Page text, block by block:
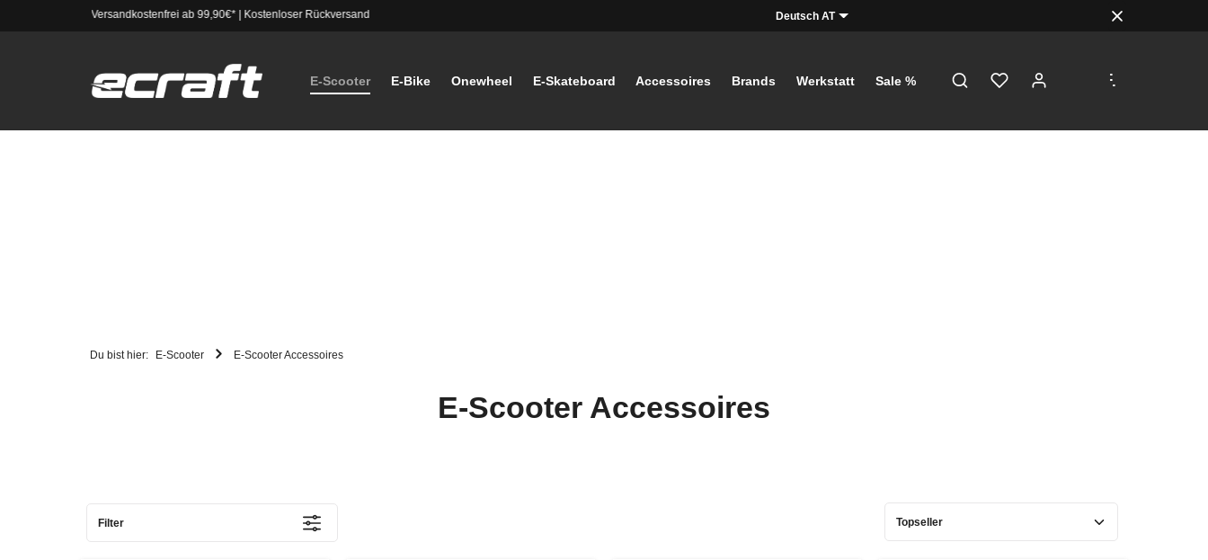
Versandkostenfrei ab 99,90€*| Kostenloser Rückversand Deutsch AT
E-Scooter E-Bike Onewheel E-Skateboard Accessoires Brands Werkstatt Sale %
...
Du bist hier: E-Scooter E-Scooter Accessoires
E-Scooter Accessoires
Filter